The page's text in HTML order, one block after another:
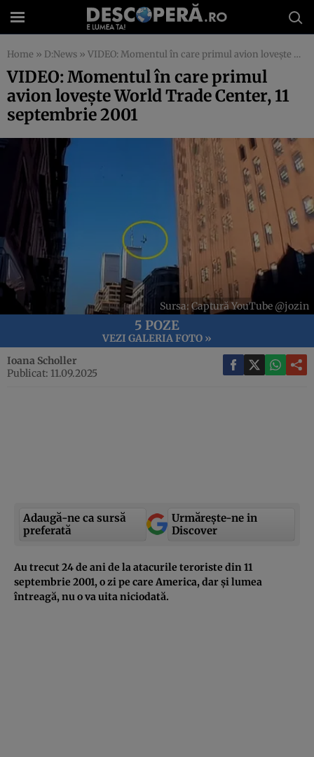
Home » D:News » VIDEO: Momentul în care primul avion lovește World Trade Center, 11 septembrie 2001
VIDEO: Momentul în care primul
avion lovește World Trade Center, 11
septembrie 2001
Sursa: Captură YouTube @jozin
5 POZE
VEZI GALERIA FOTO »
Ioana Scholler
Publicat: 11.09.2025
Adaugă-ne ca sursă
preferată
Urmărește-ne in
Discover
Au trecut 24 de ani de la atacurile teroriste din 11
septembrie 2001, o zi pe care America, dar și lumea
întreagă, nu o va uita niciodată.